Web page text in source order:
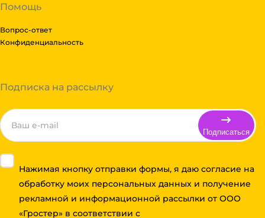
Помощь
Вопрос-ответ
Конфиденциальность
Подписка на рассылку
Подписаться
Нажимая кнопку отправки формы, я даю согласие на
обработку моих персональных данных и получение
рекламной и информационной рассылки от ООО
«Гростер» в соответствии с